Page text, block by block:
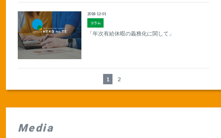
コラム
2018-12-01
「年次有給休暇の義務化に関して」
1 2
Media